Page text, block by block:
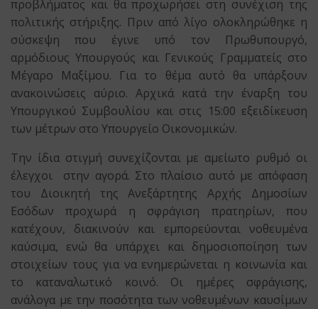
προβλήματος και θα προχωρήσει στη συνέχιση της
πολιτικής στήριξης. Πριν από λίγο ολοκληρώθηκε η
σύσκεψη που έγινε υπό τον Πρωθυπουργό,
αρμόδιους Υπουργούς και Γενικούς Γραμματείς στο
Μέγαρο Μαξίμου. Για το θέμα αυτό θα υπάρξουν
ανακοινώσεις αύριο. Αρχικά κατά την έναρξη του
Υπουργικού Συμβουλίου και στις 15:00 εξειδίκευση
των μέτρων στο Υπουργείο Οικονομικών.
Την ίδια στιγμή συνεχίζονται με αμείωτο ρυθμό οι
έλεγχοι στην αγορά. Στο πλαίσιο αυτό με απόφαση
του Διοικητή της Ανεξάρτητης Αρχής Δημοσίων
Εσόδων προχωρά η σφράγιση πρατηρίων, που
κατέχουν, διακινούν και εμπορεύονται νοθευμένα
καύσιμα, ενώ θα υπάρχει και δημοσιοποίηση των
στοιχείων τους για να ενημερώνεται η κοινωνία και
το καταναλωτικό κοινό. Οι ημέρες σφράγισης,
ανάλογα με την ποσότητα των νοθευμένων καυσίμων